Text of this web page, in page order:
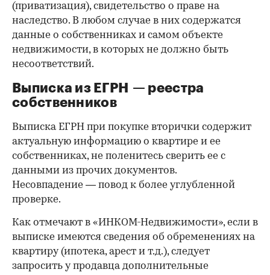
(приватизация), свидетельство о праве на
наследство. В любом случае в них содержатся
данные о собственниках и самом объекте
недвижимости, в которых не должно быть
несоответствий.
Выписка из ЕГРН — реестра
собственников
Выписка ЕГРН при покупке вторички содержит
актуальную информацию о квартире и ее
собственниках, не поленитесь сверить ее с
данными из прочих документов.
Несовпадение — повод к более углубленной
проверке.
Как отмечают в «ИНКОМ-Недвижимости», если в
выписке имеются сведения об обременениях на
квартиру (ипотека, арест и т.д.), следует
запросить у продавца дополнительные